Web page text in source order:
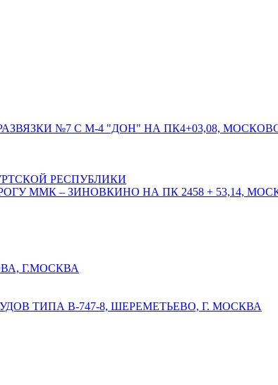
№7 С М-4 "ДОН" НА ПК4+03,08,
РЕСПУБЛИКИ
ММК – ЗИНОВКИНО НА ПК 2458 + 53,14,
Г.МОСКВА
ТИПА В-747-8, ШЕРЕМЕТЬЕВО, Г. МОСКВА